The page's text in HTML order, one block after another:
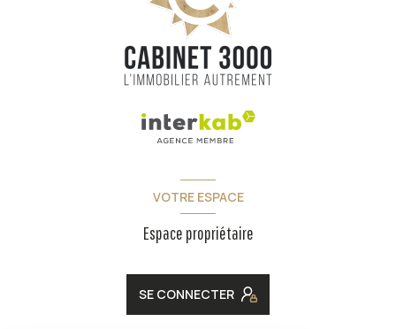
VOTRE ESPACE
Espace propriétaire
SE CONNECTER